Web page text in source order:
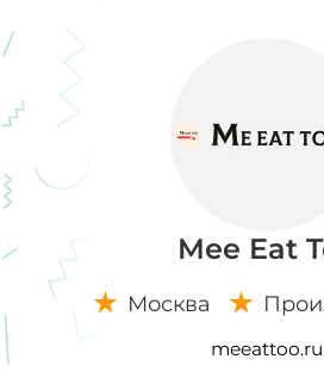
Mee Eat
Москва
meeattoo.ru